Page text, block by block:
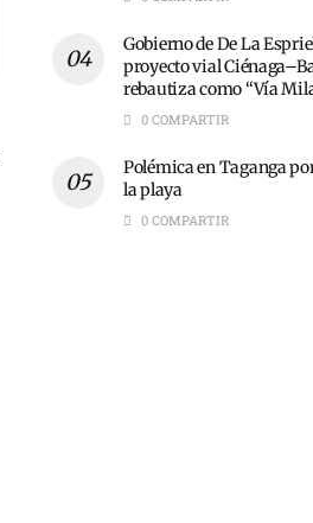
Gobierno de De La
proyecto vial
rebautiza como “Vía
0 COMPARTIR
Polémica en Taganga
la playa
0 COMPARTIR